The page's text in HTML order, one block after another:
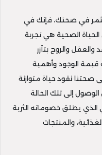
في صحتك، فإنك في
الصحية هي تجربة
والروح بتآزر
قيمة الوجود وأهمية
صحتنا نقود حياة متوازنة
إلى تلك الحالة
يطلق خصوماته الثرية
والمنتجات